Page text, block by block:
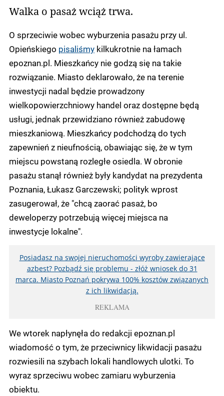
Walka o pasaż wciąż trwa.
O sprzeciwie wobec wyburzenia pasażu przy ul.
Opieńskiego pisaliśmy kilkukrotnie na łamach
epoznan.pl. Mieszkańcy nie godzą się na takie
rozwiązanie. Miasto deklarowało, że na terenie
inwestycji nadal będzie prowadzony
wielkopowierzchniowy handel oraz dostępne będą
usługi, jednak przewidziano również zabudowę
mieszkaniową. Mieszkańcy podchodzą do tych
zapewnień z nieufnością, obawiając się, że w tym
miejscu powstaną rozległe osiedla. W obronie
pasażu stanął również były kandydat na prezydenta
Poznania, Łukasz Garczewski; polityk wprost
zasugerował, że "chcą zaorać pasaż, bo
deweloperzy potrzebują więcej miejsca na
inwestycje lokalne".
Posiadasz na swojej nieruchomości wyroby zawierające
azbest? Pozbądź się problemu - złóż wniosek do 31
marca. Miasto Poznań pokrywa 100% kosztów związanych
z ich likwidacją.
REKLAMA
We wtorek napłynęła do redakcji epoznan.pl
wiadomość o tym, że przeciwnicy likwidacji pasażu
rozwiesili na szybach lokali handlowych ulotki. To
wyraz sprzeciwu wobec zamiaru wyburzenia
obiektu.